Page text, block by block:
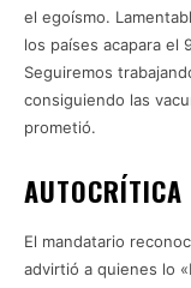
el egoísmo.
los países acapara el
Seguiremos
consiguiendo las
prometió.
El mandatario
advirtió a quienes lo